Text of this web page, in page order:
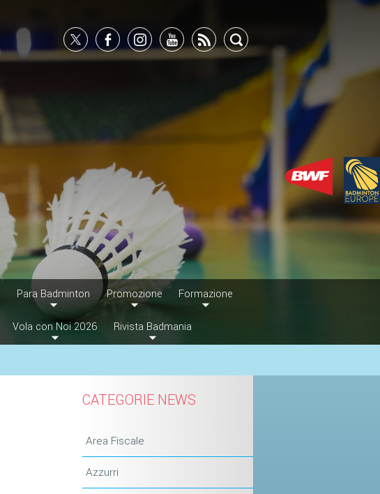
Para Badminton Promozione Formazione
Vola con Noi 2026 Rivista Badmania
CATEGORIE NEWS
Area Fiscale
Azzurri